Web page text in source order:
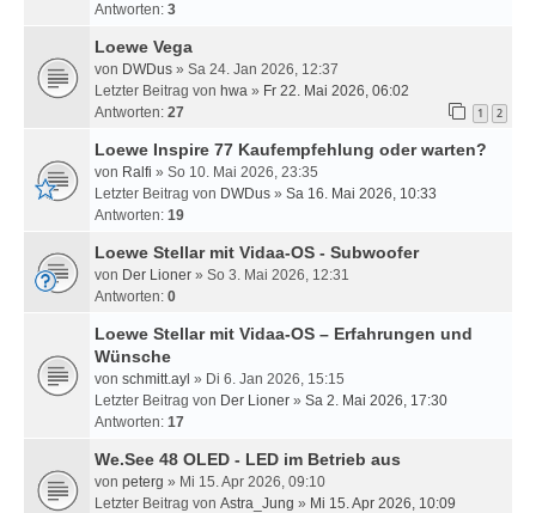
Antworten: 3
Loewe Vega
von DWDus » Sa 24. Jan 2026, 12:37
Letzter Beitrag von hwa » Fr 22. Mai 2026, 06:02
Antworten: 27 1 2
Loewe Inspire 77 Kaufempfehlung oder warten?
von Ralfi » So 10. Mai 2026, 23:35
Letzter Beitrag von DWDus » Sa 16. Mai 2026, 10:33
Antworten: 19
Loewe Stellar mit Vidaa-OS - Subwoofer
von Der Lioner » So 3. Mai 2026, 12:31
Antworten: 0
Loewe Stellar mit Vidaa-OS – Erfahrungen und
Wünsche
von schmitt.ayl » Di 6. Jan 2026, 15:15
Letzter Beitrag von Der Lioner » Sa 2. Mai 2026, 17:30
Antworten: 17
We.See 48 OLED - LED im Betrieb aus
von peterg » Mi 15. Apr 2026, 09:10
Letzter Beitrag von Astra_Jung » Mi 15. Apr 2026, 10:09